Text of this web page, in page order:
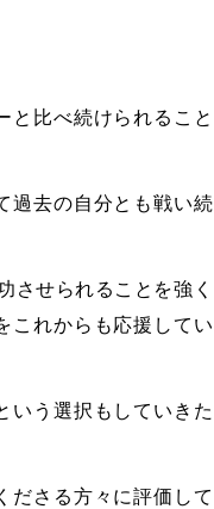
と比べ続けられること
過去の自分とも戦い続
させられることを強く
これからも応援してい
いう選択もしていきた
ださる方々に評価して